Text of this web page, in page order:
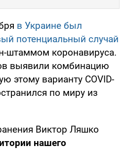
в Украине был
потенциальный случай
штаммом коронавируса.
выявили комбинацию
этому варианту COVID-
по миру из
Виктор Ляшко
нашего